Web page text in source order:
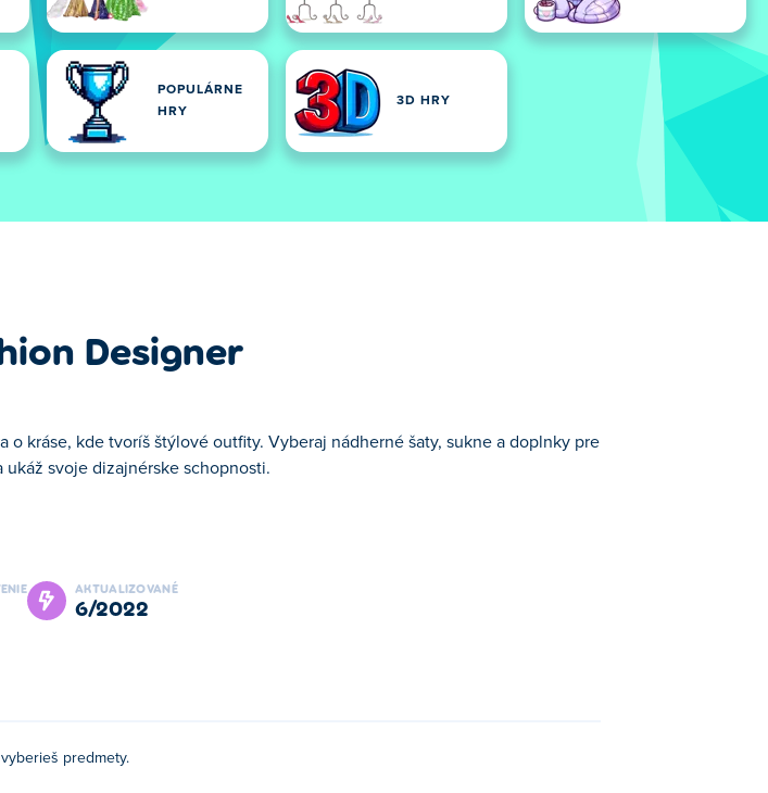
POPULÁRNE
HRY
3D HRY
Designer
o kráse, kde tvoríš štýlové outfity. Vyberaj nádherné šaty, sukne a doplnky pre
svoje dizajnérske schopnosti.
je jednou z našich vybraných Dievčenské hry.
AKTUALIZOVANÉ
6/2022
predmety.